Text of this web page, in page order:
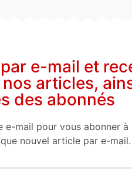
e-mail et
articles,
des abonnés
e-mail pour vous abonner
nouvel article par e-mail.